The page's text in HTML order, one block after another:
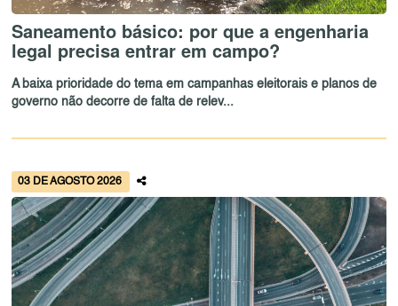
Saneamento básico: por que a engenharia
legal precisa entrar em campo?
A baixa prioridade do tema em campanhas eleitorais e planos de
governo não decorre de falta de relev...
03 DE AGOSTO 2026